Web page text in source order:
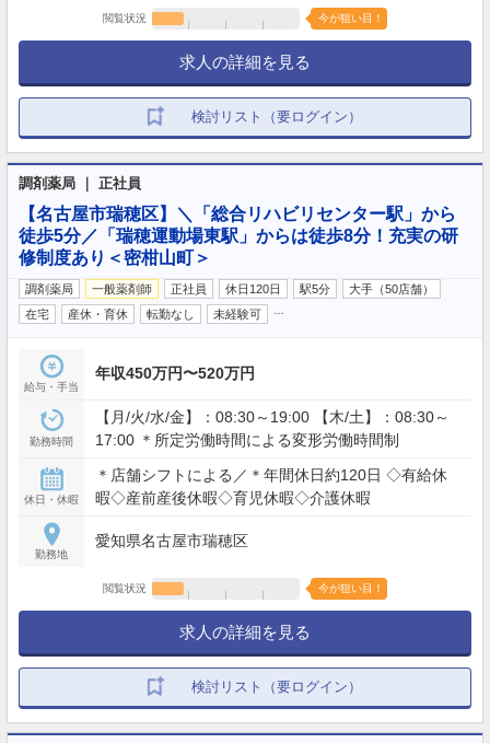
閲覧状況 今が狙い目！
求人の詳細を見る
検討リスト（要ログイン）
調剤薬局 ｜ 正社員
【名古屋市瑞穂区】＼「総合リハビリセンター駅」から
徒歩5分／「瑞穂運動場東駅」からは徒歩8分！充実の研
修制度あり＜密柑山町＞
調剤薬局 一般薬剤師 正社員 休日120日 駅5分
大手（50店舗）
在宅
産休・育休 転勤なし 未経験可
給与・手当
年収450万円〜520万円
勤務時間
【月/火/水/金】：08:30～19:00 【木/土】：08:30～
17:00 ＊所定労働時間による変形労働時間制
休日・休暇
＊店舗シフトによる／＊年間休日約120日 ◇有給休
暇◇産前産後休暇◇育児休暇◇介護休暇
勤務地
愛知県名古屋市瑞穂区
閲覧状況 今が狙い目！
求人の詳細を見る
検討リスト（要ログイン）